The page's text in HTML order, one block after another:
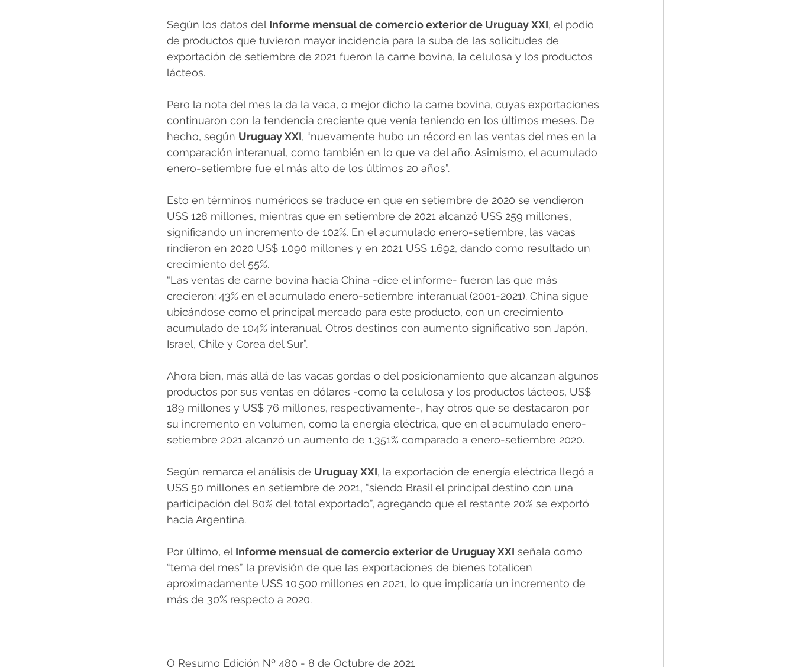
Según los datos del Informe mensual de comercio exterior de Uruguay XXI, el podio
de productos que tuvieron mayor incidencia para la suba de las solicitudes de
exportación de setiembre de 2021 fueron la carne bovina, la celulosa y los productos
lácteos.
Pero la nota del mes la da la vaca, o mejor dicho la carne bovina, cuyas exportaciones
continuaron con la tendencia creciente que venía teniendo en los últimos meses. De
hecho, según Uruguay XXI, “nuevamente hubo un récord en las ventas del mes en la
comparación interanual, como también en lo que va del año. Asimismo, el acumulado
enero-setiembre fue el más alto de los últimos 20 años”.
Esto en términos numéricos se traduce en que en setiembre de 2020 se vendieron
US$ 128 millones, mientras que en setiembre de 2021 alcanzó US$ 259 millones,
significando un incremento de 102%. En el acumulado enero-setiembre, las vacas
rindieron en 2020 US$ 1.090 millones y en 2021 US$ 1.692, dando como resultado un
crecimiento del 55%.
“Las ventas de carne bovina hacia China -dice el informe- fueron las que más
crecieron: 43% en el acumulado enero-setiembre interanual (2001-2021). China sigue
ubicándose como el principal mercado para este producto, con un crecimiento
acumulado de 104% interanual. Otros destinos con aumento significativo son Japón,
Israel, Chile y Corea del Sur”.
Ahora bien, más allá de las vacas gordas o del posicionamiento que alcanzan algunos
productos por sus ventas en dólares -como la celulosa y los productos lácteos, US$
189 millones y US$ 76 millones, respectivamente-, hay otros que se destacaron por
su incremento en volumen, como la energía eléctrica, que en el acumulado enero-
setiembre 2021 alcanzó un aumento de 1.351% comparado a enero-setiembre 2020.
Según remarca el análisis de Uruguay XXI, la exportación de energía eléctrica llegó a
US$ 50 millones en setiembre de 2021, “siendo Brasil el principal destino con una
participación del 80% del total exportado”, agregando que el restante 20% se exportó
hacia Argentina.
Por último, el Informe mensual de comercio exterior de Uruguay XXI señala como
“tema del mes” la previsión de que las exportaciones de bienes totalicen
aproximadamente U$S 10.500 millones en 2021, lo que implicaría un incremento de
más de 30% respecto a 2020.
O Resumo Edición Nº 480 - 8 de Octubre de 2021